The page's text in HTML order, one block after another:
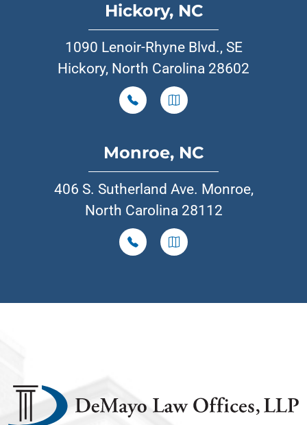
Hickory, NC
1090 Lenoir-Rhyne Blvd., SE
Hickory, North Carolina 28602
Monroe, NC
406 S. Sutherland Ave. Monroe,
North Carolina 28112